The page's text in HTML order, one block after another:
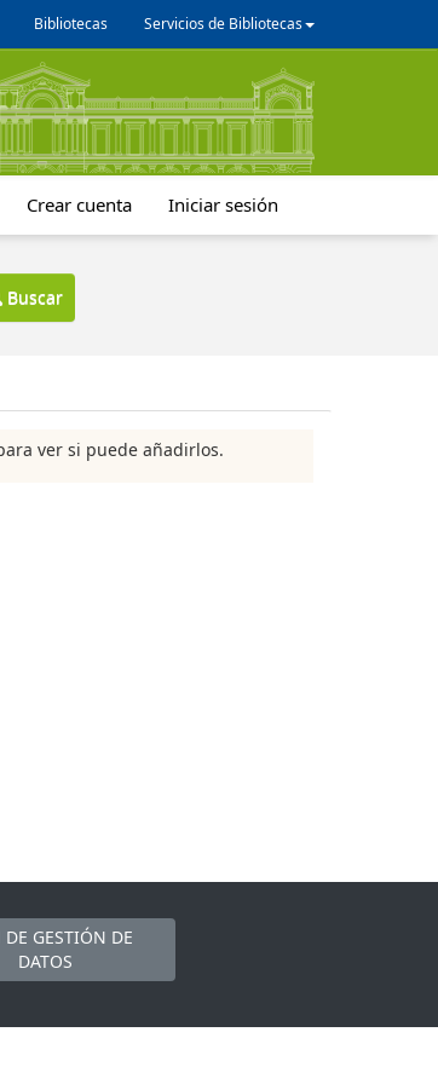
Bibliotecas Servicios de Bibliotecas
Crear cuenta Iniciar sesión
Buscar
ver si puede añadirlos.
DE GESTIÓN DE
DATOS